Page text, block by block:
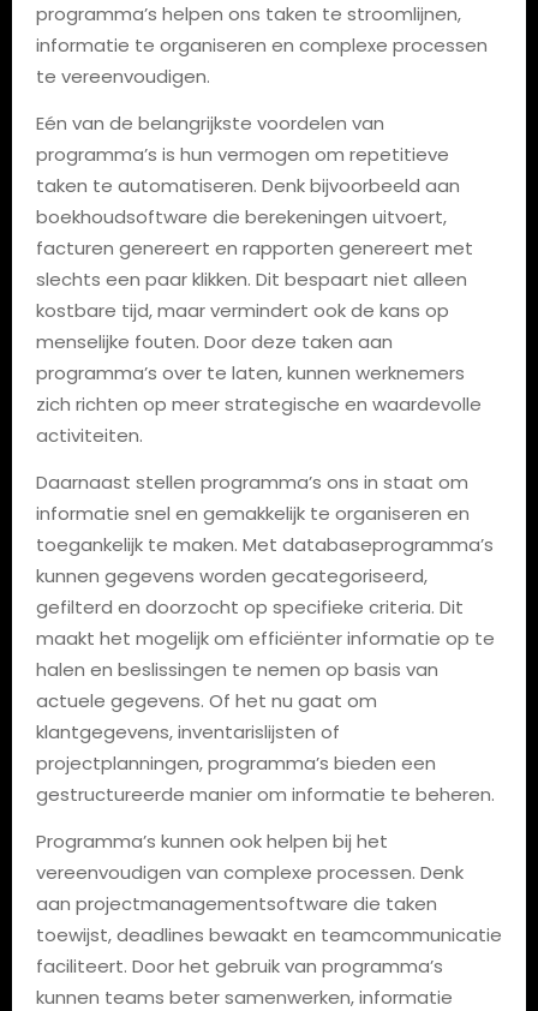
programma’s helpen ons taken te stroomlijnen,
informatie te organiseren en complexe processen
te vereenvoudigen.
Eén van de belangrijkste voordelen van
programma’s is hun vermogen om repetitieve
taken te automatiseren. Denk bijvoorbeeld aan
boekhoudsoftware die berekeningen uitvoert,
facturen genereert en rapporten genereert met
slechts een paar klikken. Dit bespaart niet alleen
kostbare tijd, maar vermindert ook de kans op
menselijke fouten. Door deze taken aan
programma’s over te laten, kunnen werknemers
zich richten op meer strategische en waardevolle
activiteiten.
Daarnaast stellen programma’s ons in staat om
informatie snel en gemakkelijk te organiseren en
toegankelijk te maken. Met databaseprogramma’s
kunnen gegevens worden gecategoriseerd,
gefilterd en doorzocht op specifieke criteria. Dit
maakt het mogelijk om efficiënter informatie op te
halen en beslissingen te nemen op basis van
actuele gegevens. Of het nu gaat om
klantgegevens, inventarislijsten of
projectplanningen, programma’s bieden een
gestructureerde manier om informatie te beheren.
Programma’s kunnen ook helpen bij het
vereenvoudigen van complexe processen. Denk
aan projectmanagementsoftware die taken
toewijst, deadlines bewaakt en teamcommunicatie
faciliteert. Door het gebruik van programma’s
kunnen teams beter samenwerken, informatie